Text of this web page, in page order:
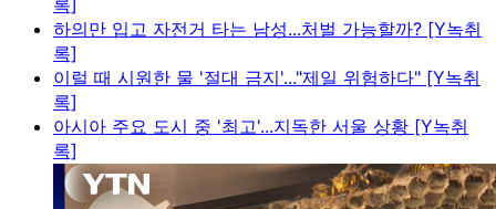
록]
하의만 입고 자전거 타는 남성...처벌 가능할까? [Y녹취
록]
이럴 때 시원한 물 '절대 금지'..."제일 위험하다" [Y녹취
록]
아시아 주요 도시 중 '최고'...지독한 서울 상황 [Y녹취
록]